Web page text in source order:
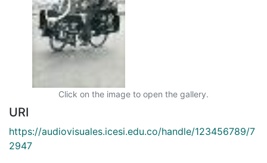
Click on the image to open the gallery.
URI
https://audiovisuales.icesi.edu.co/handle/123456789/7
2947